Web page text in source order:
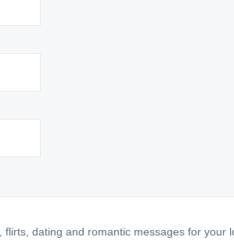
dating and romantic messages for your